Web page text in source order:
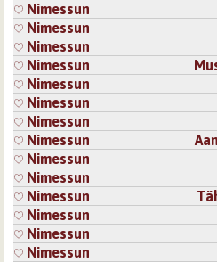
Nimessun
Nimessun
Nimessun
Nimessun
Nimessun
Nimessun
Nimessun
Nimessun
Nimessun
Nimessun
Nimessun
Nimessun
Nimessun
Nimessun